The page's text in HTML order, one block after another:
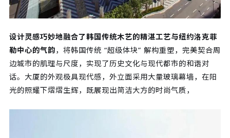
设计灵感巧妙地融合了韩国传统木艺的精湛工艺与纽约洛克菲
勒中心的气韵，将韩国传统 “超级体块” 解构重塑，完美契合周
边城市的肌理与尺度，实现了历史文化与现代都市的和谐对
话。大厦的外观极具现代感，外立面采用大量玻璃幕墙，在阳
光的照耀下熠熠生辉，既展现出简洁大方的时尚气质，